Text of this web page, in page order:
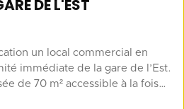
DE L'EST
un local commercial en
immédiate de la gare de l’Est.
de 70 m² accessible à la fois